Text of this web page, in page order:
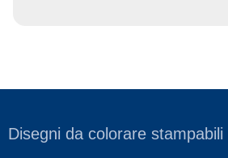
Disegni da colorare stampabili